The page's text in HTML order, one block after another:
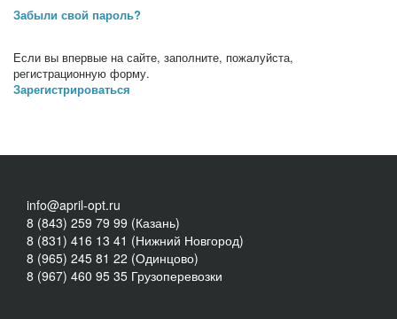
Забыли свой пароль?
Если вы впервые на сайте, заполните, пожалуйста,
регистрационную форму.
Зарегистрироваться
info@april-opt.ru
8 (843) 259 79 99 (Казань)
8 (831) 416 13 41 (Нижний Новгород)
8 (965) 245 81 22 (Одинцово)
8 (967) 460 95 35 Грузоперевозки